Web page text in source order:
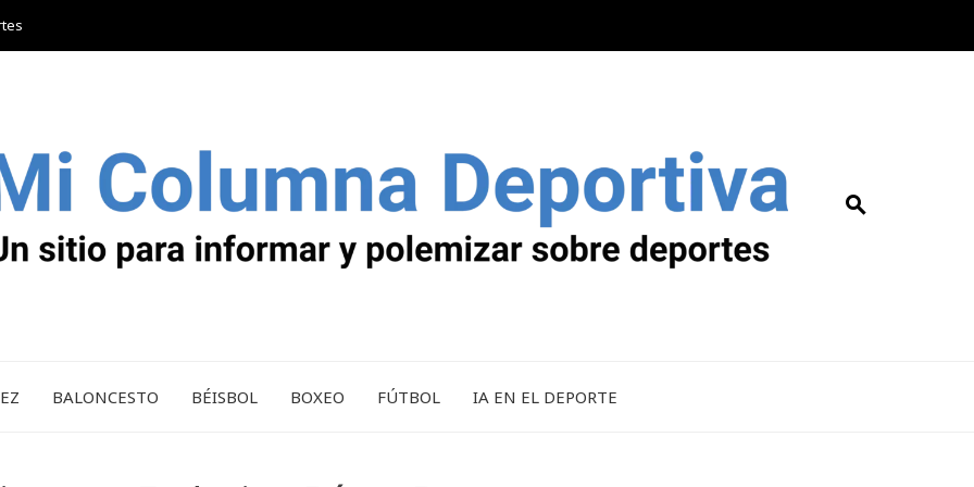
BALONCESTO BÉISBOL BOXEO FÚTBOL IA EN EL DEPORTE